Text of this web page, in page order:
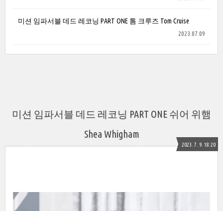
미션 임파서블 데드 레코닝 PART ONE 톰 크루즈 Tom Cruise
2023.07.09
미션 임파서블 데드 레코닝 PART ONE 쉬어 위햄
Shea Whigham
2023. 7. 9. 18:20